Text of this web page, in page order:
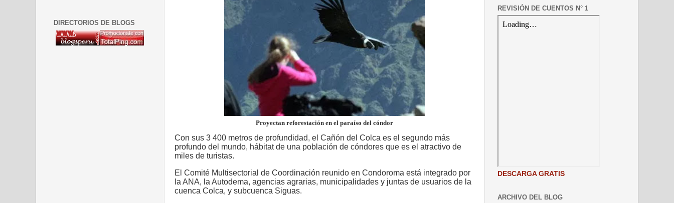
Proyectan reforestación en el paraíso del cóndor
Con sus 3 400 metros de profundidad, el Cañón del Colca es el segundo más
profundo del mundo, hábitat de una población de cóndores que es el atractivo de
miles de turistas.
El Comité Multisectorial de Coordinación reunido en Condoroma está integrado por
la ANA, la Autodema, agencias agrarias, municipalidades y juntas de usuarios de la
cuenca Colca, y subcuenca Siguas.
DIRECTORIOS DE BLOGS
REVISIÓN DE CUENTOS N° 1
DESCARGA GRATIS
ARCHIVO DEL BLOG